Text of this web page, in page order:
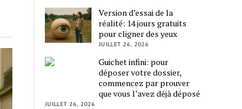
Version d’essai de la
réalité: 14 jours gratuits
pour cligner des yeux
JUILLET 26, 2026
Guichet infini: pour
déposer votre dossier,
commencez par prouver
que vous l’avez déjà déposé
JUILLET 26, 2026